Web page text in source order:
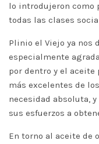
lo introdujeron como
todas las clases
Plinio el Viejo ya nos
especialmente
por dentro y el aceite
más excelentes de
necesidad absoluta,
sus esfuerzos a
En torno al aceite de